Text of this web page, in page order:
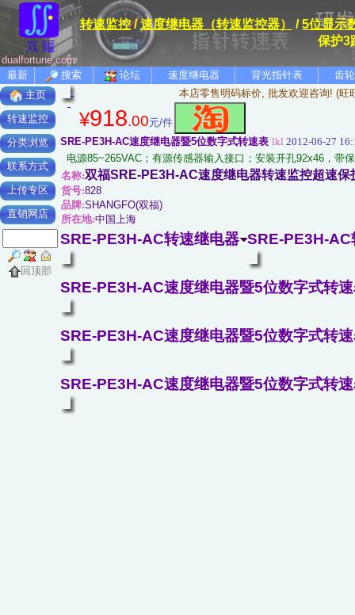
dualfortune.com
转速监控/速度继电器（转速监控器） /5位显示
保护3
最新 搜索 论坛 速度继电器 背光指针表
齿
主页
转速监控
分类浏览
联系方式
上传专区
直销网店
回顶部
本店零售明码标价, 批发欢迎咨询! (旺
¥918.00元/件
SRE-PE3H-AC速度继电器暨5位数字式转速表 lkl 2012-06-27
电源85~265VAC；有源传感器输入接口；安装开孔92x46，带
名称:双福SRE-PE3H-AC速度继电器转速监控超速保
货号:828
品牌:SHANGFO(双福)
所在地:中国上海
SRE-PE3H-AC转速继电器 SRE-PE3H-AC
SRE-PE3H-AC速度继电器暨5位数字式转
SRE-PE3H-AC速度继电器暨5位数字式转
SRE-PE3H-AC速度继电器暨5位数字式转